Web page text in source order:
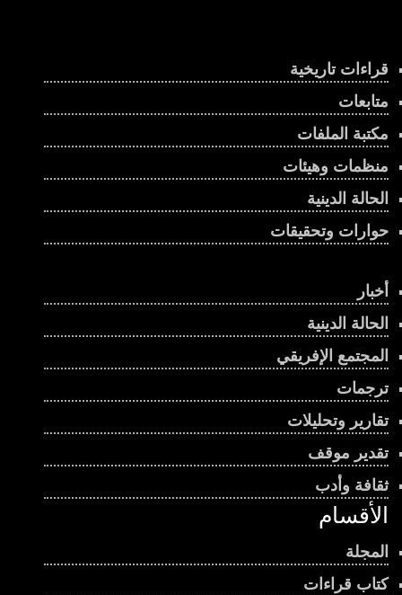
قراءات تاريخية
متابعات
مكتبة الملفات
منظمات وهيئات
الحالة الدينية
حوارات وتحقيقات
أخبار
الحالة الدينية
المجتمع الإفريقي
ترجمات
تقارير وتحليلات
تقدير موقف
ثقافة وأدب
الأقسام
المجلة
كتاب قراءات